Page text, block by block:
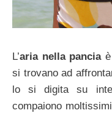
L’aria nella panciaè
si trovano ad
lo si digita su
compaiono